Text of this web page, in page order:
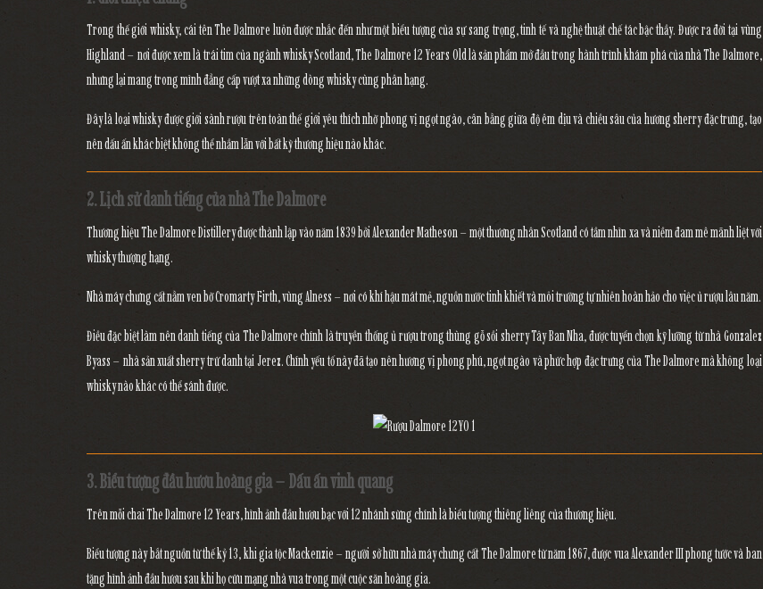
Trong thế giới whisky, cái tênThe Dalmore luôn được nhắc đến như một biểu tượng củasự sang trọng, tinh tế và nghệ thuật chế tác bậc thầy. Được ra đời tại vùng
Highland – nơi được xem là trái tim của ngành whisky Scotland,The Dalmore 12 Years Oldlà sản phẩm mở đầu trong hành trình khám phá của nhà The Dalmore,
nhưng lại mang trong mình đẳng cấp vượt xa những dòng whisky cùng phân hạng.
Đây là loại whisky được giới sành rượu trên toàn thế giới yêu thích nhờphong vị ngọt ngào, cân bằng giữa độ êm dịu và chiều sâu của hương sherry đặc trưng, tạo
nên dấu ấn khác biệt không thể nhầm lẫn với bất kỳ thương hiệu nào khác.
2. Lịch sử danh tiếng của nhà The Dalmore
Thương hiệuThe Dalmore Distilleryđược thành lập vào năm1839bởiAlexander Matheson– một thương nhân Scotland có tầm nhìn xa và niềm đam mê mãnh liệt với
whisky thượng hạng.
Nhà máy chưng cất nằm ven bờ Cromarty Firth, vùng Alness – nơi có khí hậu mát mẻ, nguồn nước tinh khiết và môi trường tự nhiên hoàn hảo cho việc ủ rượu lâu năm.
Điều đặc biệt làm nên danh tiếng của The Dalmore chính làtruyền thống ủ rượu trong thùng gỗ sồi sherry Tây Ban Nha, được tuyển chọn kỹ lưỡng từ nhàGonzalez
Byass – nhà sản xuất sherry trứ danh tại Jerez. Chính yếu tố này đã tạo nênhương vị phong phú, ngọt ngào và phức hợp đặc trưngcủa The Dalmore mà không loại
whisky nào khác có thể sánh được.
3. Biểu tượng đầu hươu hoàng gia – Dấu ấn vinh quang
Trên mỗi chaiThe Dalmore 12 Years, hình ảnhđầu hươu bạc với 12 nhánh sừngchính là biểu tượng thiêng liêng của thương hiệu.
Biểu tượng này bắt nguồn từ thế kỷ 13, khigia tộc Mackenzie – người sở hữu nhà máy chưng cất The Dalmore từ năm 1867, được vua Alexander III phong tước và ban
tặng hình ảnh đầu hươu sau khi họ cứu mạng nhà vua trong một cuộc săn hoàng gia.